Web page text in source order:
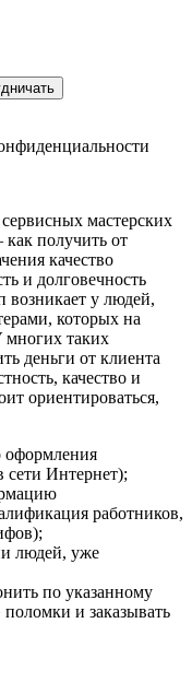
мастерских
получить от
качество
и долговечность
возникает у людей,
которых на
многих таких
деньги от клиента
качество и
ориентироваться,
оформления
сети Интернет);
работников,
людей, уже
по указанному
и заказывать